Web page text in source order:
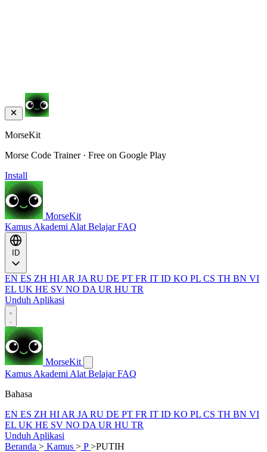
MorseKit
Morse Code Trainer · Free on Google Play
Install
MorseKit
Kamus Akademi Alat BelajarFAQ
EN ES ZH HI AR JA RU DE PT FR IT ID KO PL CS TH BN VI
EL UK HE SV NO DA UR HU TR
Unduh Aplikasi
MorseKit
Kamus Akademi Alat BelajarFAQ
Bahasa
EN ES ZH HI AR JA RU DE PT FR IT ID KO PL CS TH BN VI
EL UK HE SV NO DA UR HU TR
Unduh Aplikasi
Beranda > Kamus > P>PUTIH